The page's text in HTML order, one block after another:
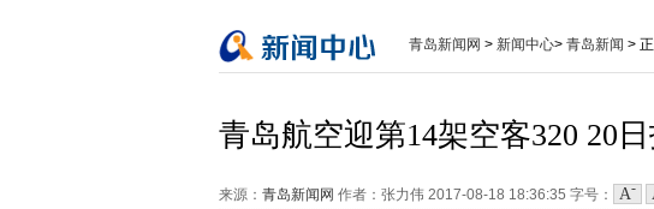
青岛新闻网 > 新闻中心> 青岛新闻 >
青岛航空迎第14架空客320 20
来源： 青岛新闻网 作者：张力伟 2017-08-18 18:36:35 字号： A-